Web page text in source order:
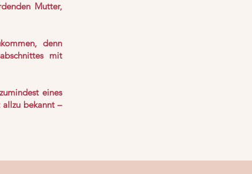
Mutter,
denn
mit
eines
bekannt –